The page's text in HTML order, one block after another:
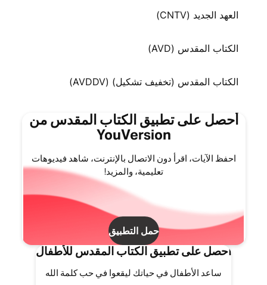
العهد الجديد (CNTV)
الكتاب المقدس (AVD)
الكتاب المقدس (تخفيف تشكيل) (AVDDV)
أحصل على تطبيق الكتاب المقدس من
YouVersion
احفظ الآيات، اقرأ دون الاتصال بالإنترنت، شاهد فيديوهات
تعليمية، والمزيد!
حمل التطبيق
احصل على تطبيق الكتاب المقدس للأطفال
ساعد الأطفال في حياتك ليقعوا في حب كلمة الله